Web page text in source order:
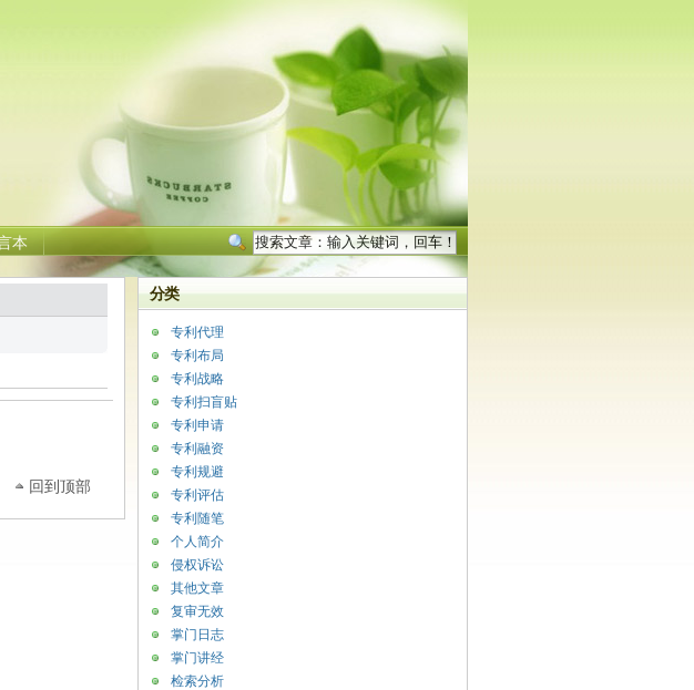
本
回到顶部
分类
专利代理
专利布局
专利战略
专利扫盲贴
专利申请
专利融资
专利规避
专利评估
专利随笔
个人简介
侵权诉讼
其他文章
复审无效
掌门日志
掌门讲经
检索分析